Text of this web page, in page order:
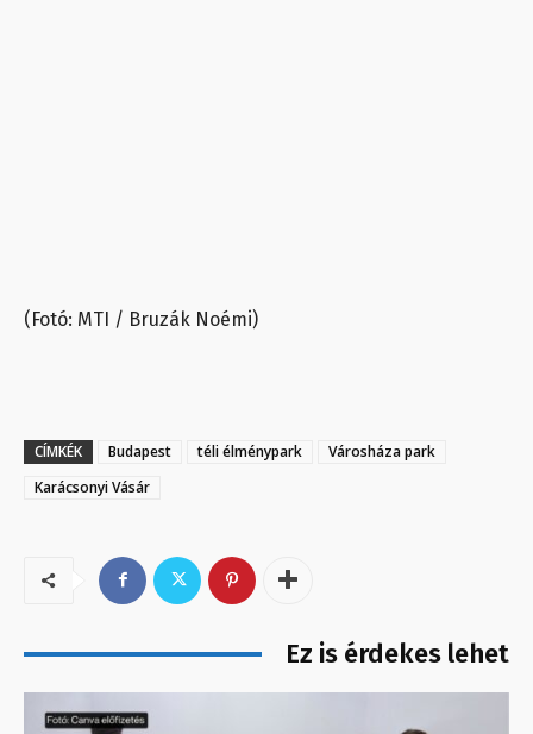
(Fotó: MTI / Bruzák Noémi)
CÍMKÉK Budapest téli élménypark
Városháza park
Karácsonyi Vásár
Ez is érdekes lehet